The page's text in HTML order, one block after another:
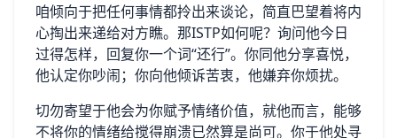
咱倾向于把任何事情都拎出来谈论，简直巴望着将内
心掏出来递给对方瞧。那ISTP如何呢？询问他今日
过得怎样，回复你一个词“还行”。你同他分享喜悦，
他认定你吵闹；你向他倾诉苦衷，他嫌弃你烦扰。
切勿寄望于他会为你赋予情绪价值，就他而言，能够
不将你的情绪给搅得崩溃已然算是尚可。你于他处寻